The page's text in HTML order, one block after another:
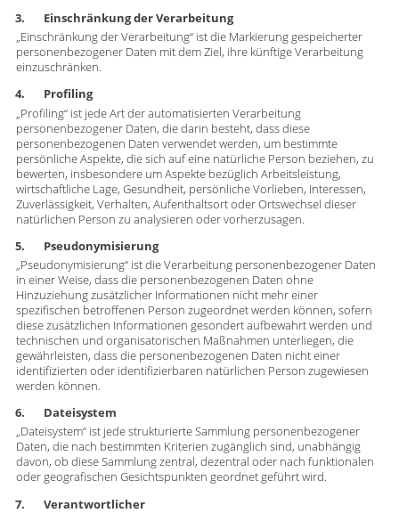
3. Einschränkung der Verarbeitung
„Einschränkung der Verarbeitung“ ist die Markierung gespeicherter
personenbezogener Daten mit dem Ziel, ihre künftige Verarbeitung
einzuschränken.
4. Profiling
„Profiling“ ist jede Art der automatisierten Verarbeitung
personenbezogener Daten, die darin besteht, dass diese
personenbezogenen Daten verwendet werden, um bestimmte
persönliche Aspekte, die sich auf eine natürliche Person beziehen, zu
bewerten, insbesondere um Aspekte bezüglich Arbeitsleistung,
wirtschaftliche Lage, Gesundheit, persönliche Vorlieben, Interessen,
Zuverlässigkeit, Verhalten, Aufenthaltsort oder Ortswechsel dieser
natürlichen Person zu analysieren oder vorherzusagen.
5. Pseudonymisierung
„Pseudonymisierung“ ist die Verarbeitung personenbezogener Daten
in einer Weise, dass die personenbezogenen Daten ohne
Hinzuziehung zusätzlicher Informationen nicht mehr einer
spezifischen betroffenen Person zugeordnet werden können, sofern
diese zusätzlichen Informationen gesondert aufbewahrt werden und
technischen und organisatorischen Maßnahmen unterliegen, die
gewährleisten, dass die personenbezogenen Daten nicht einer
identifizierten oder identifizierbaren natürlichen Person zugewiesen
werden können.
6. Dateisystem
„Dateisystem“ ist jede strukturierte Sammlung personenbezogener
Daten, die nach bestimmten Kriterien zugänglich sind, unabhängig
davon, ob diese Sammlung zentral, dezentral oder nach funktionalen
oder geografischen Gesichtspunkten geordnet geführt wird.
7. Verantwortlicher